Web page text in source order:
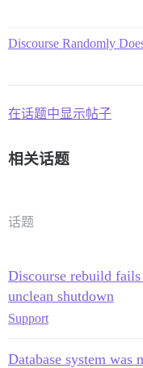
Discourse Randomly
在话题中显示帖子
相关话题
话题
Discourse rebuild
unclean shutdown
Support
Database system was